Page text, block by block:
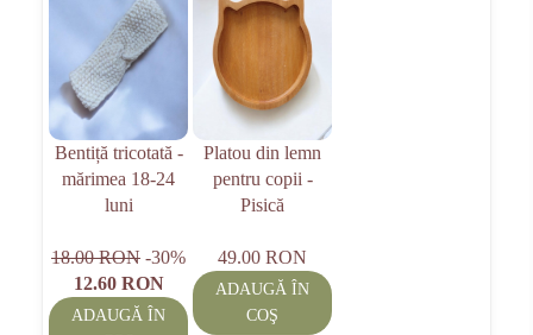
Bentiță tricotată -
mărimea 18-24
luni
18.00 RON -30%
12.60 RON
ADAUGĂ ÎN
Platou din lemn
pentru copii -
Pisică
49.00 RON
ADAUGĂ ÎN
COŞ